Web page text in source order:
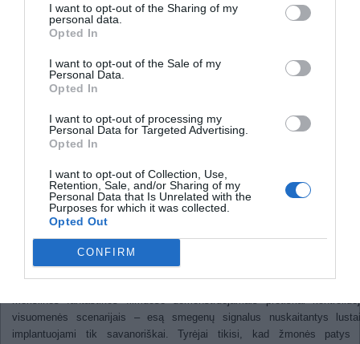
I want to opt-out of the Sharing of my
personal data.
Opted In
I want to opt-out of the Sale of my
Personal Data.
Opted In
I want to opt-out of processing my
Personal Data for Targeted Advertising.
Opted In
I want to opt-out of Collection, Use,
Retention, Sale, and/or Sharing of my
Personal Data that Is Unrelated with the
Purposes for which it was collected.
Opted Out
CONFIRM
Iki 2020 m. į smegenis savanoriškai implantuojami lustai pakeis
klaviatūras ir peles, perjunginės TV kanalus, rinks reikiamus telefonų
ir naršys internetą, teigia „Intel“ inžinieriai.
Bendrovės „Intel“ tyrimų centro Pitsburge (JAV) specialistai
per artimiausią dešimtmetį į smegenis implantuojami lustai pakeis
kitų elektroninių prietaisų naudojimą, rašo „Computerworld“.
kompiuteryje esančiais dokumentais ar naršyti po interneto
Šio tyrimų centro laboratorijose vykdomi tyrimai, kaip, pasitelkus
smegenų bangas, būtų galima valdyti kompiuterius, televizorius ir
telefonus. Neuroninius signalus fiksuotų ir analizuotų į smegenis
„Intel“ davikliai.
mokslinės fantastikos filmuose demonstruojamais protiškai
visuomenės scenarijais – esą smegenų signalus nuskaitantys
implantuojami tik savanoriškai. Tyrėjai tikisi, kad žmonės patys